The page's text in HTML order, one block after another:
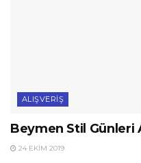
ALIŞVERIŞ
Beymen Stil Günleri
24 EKIM 2019